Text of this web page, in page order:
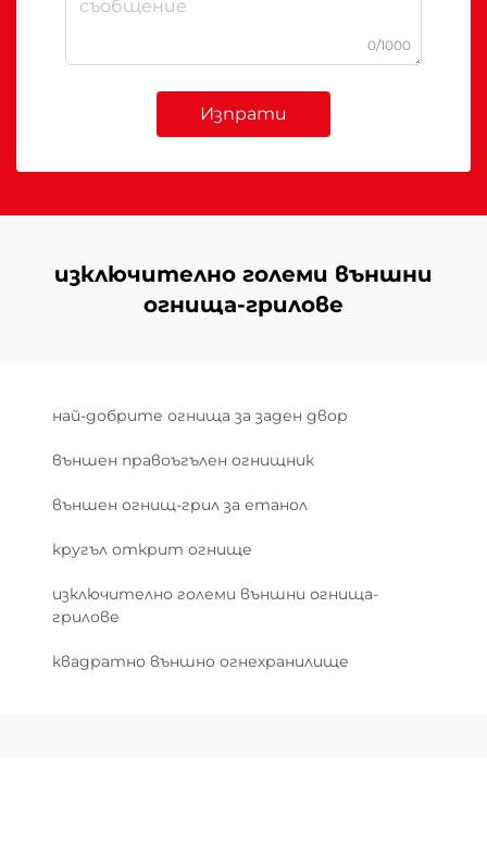
0/1000
Изпрати
изключително големи външни
огнища-грилове
най-добрите огнища за заден двор
външен правоъгълен огнищник
външен огнищ-грил за етанол
кругъл открит огнище
изключително големи външни огнища-
грилове
квадратно външно огнехранилище